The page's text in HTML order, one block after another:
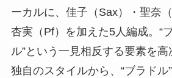
ーカルに、佳子（Sax）・聖奈
杏実（Pf）を加えた5人編成。“
ル”という一見相反する要素を
独自のスタイルから、“ブラドル